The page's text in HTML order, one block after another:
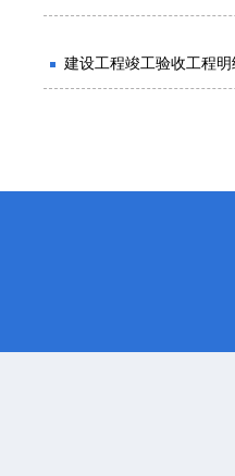
建设工程竣工验收工程明